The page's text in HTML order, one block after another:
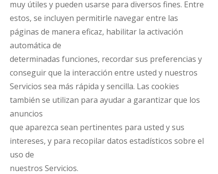
muy útiles y pueden usarse para diversos fines. Entre
estos, se incluyen permitirle navegar entre las
páginas de manera eficaz, habilitar la activación
automática de
determinadas funciones, recordar sus preferencias y
conseguir que la interacción entre usted y nuestros
Servicios sea más rápida y sencilla. Las cookies
también se utilizan para ayudar a garantizar que los
anuncios
que aparezca sean pertinentes para usted y sus
intereses, y para recopilar datos estadísticos sobre el
uso de
nuestros Servicios.